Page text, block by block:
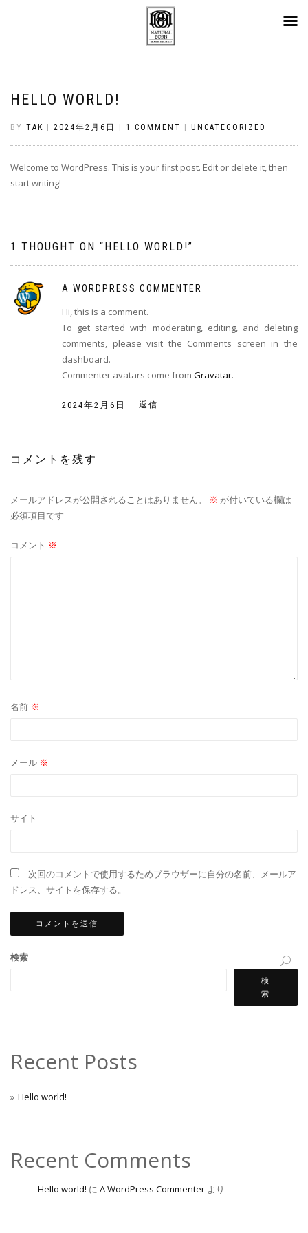
HELLO WORLD!
BY TAK 2024年2月6日 1 COMMENT UNCATEGORIZED
Welcome to WordPress. This is your first post. Edit or delete it, then
start writing!
1 THOUGHT ON “HELLO WORLD!”
A WORDPRESS COMMENTER
Hi, this is a comment.
To get started with moderating, editing, and deleting
comments, please visit the Comments screen in the
dashboard.
Commenter avatars come from Gravatar.
2024年2月6日 - 返信
コメントを残す
メールアドレスが公開されることはありません。 ※ が付いている欄は
必須項目です
コメント ※
名前 ※
メール ※
サイト
次回のコメントで使用するためブラウザーに自分の名前、メールア
ドレス、サイトを保存する。
検索
検
索
Recent Posts
Hello world!
Recent Comments
Hello world! に A WordPress Commenter より